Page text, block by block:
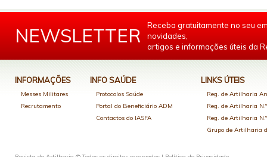
NEWSLETTER
Receba gratuitamente no seu
novidades,
artigos e informações úteis da
INFORMAÇÕES
Messes Militares
Recrutamento
INFO SAÚDE
Protocolos Saúde
Portal do Beneficiário ADM
Contactos do IASFA
LINKS ÚTEIS
Reg. de Artilharia
Reg. de Artilharia
Reg. de Artilharia
Grupo de Artilharia